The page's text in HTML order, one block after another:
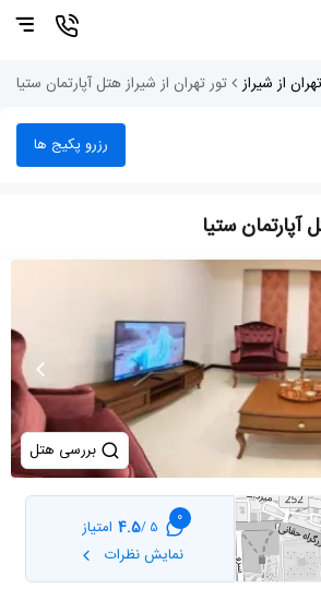
از شیراز تور تهران از شیراز هتل آپارتمان ستیا
رزرو پکیج ها
آپارتمان ستیا
بررسی هتل
0
5 /
4.5 امتیاز
نمایش نظرات